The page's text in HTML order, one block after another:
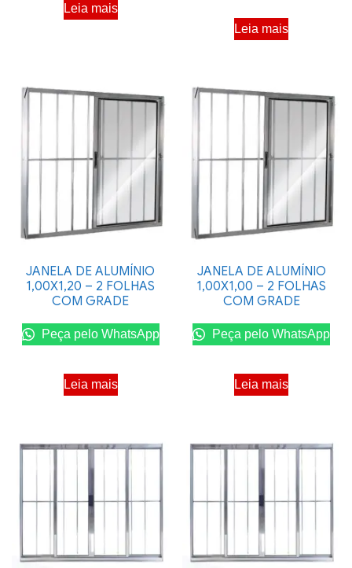
Leia mais
Leia mais
JANELA DE ALUMÍNIO
1,00X1,20 – 2 FOLHAS
COM GRADE
Peça pelo WhatsApp
Leia mais
JANELA DE ALUMÍNIO
1,00X1,00 – 2 FOLHAS
COM GRADE
Peça pelo WhatsApp
Leia mais